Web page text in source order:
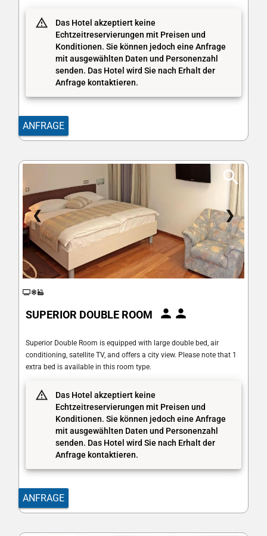
Das Hotel akzeptiert keine
Echtzeitreservierungen mit Preisen und
Konditionen. Sie können jedoch eine Anfrage
mit ausgewählten Daten und Personenzahl
senden. Das Hotel wird Sie nach Erhalt der
Anfrage kontaktieren.
ANFRAGE
❮ ❯
SUPERIOR DOUBLE ROOM
Superior Double Room is equipped with large double bed, air
conditioning, satellite TV, and offers a city view. Please note that 1
extra bed is available in this room type.
Das Hotel akzeptiert keine
Echtzeitreservierungen mit Preisen und
Konditionen. Sie können jedoch eine Anfrage
mit ausgewählten Daten und Personenzahl
senden. Das Hotel wird Sie nach Erhalt der
Anfrage kontaktieren.
ANFRAGE